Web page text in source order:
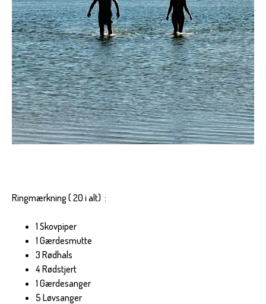
Ringmærkning ( 20 i alt) :
1 Skovpiper
1 Gærdesmutte
3 Rødhals
4 Rødstjert
1 Gærdesanger
5 Løvsanger